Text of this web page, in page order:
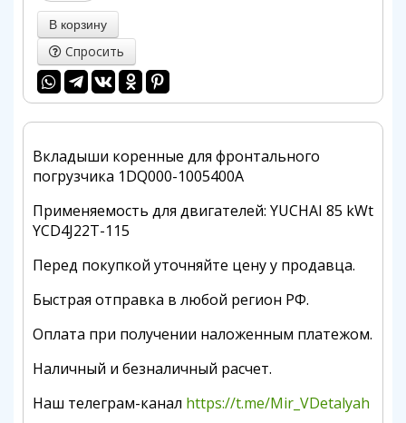
Спросить
Вкладыши коренные для фронтального
погрузчика 1DQ000-1005400A
Применяемость для двигателей: YUCHAI 85 kWt
YCD4J22T-115
Перед покупкой уточняйте цену у продавца.
Быстрая отправка в любой регион РФ.
Оплата при получении наложенным платежом.
Наличный и безналичный расчет.
Наш телеграм-канал https://t.me/Mir_VDetalyah